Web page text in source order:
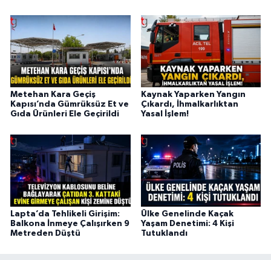
Metehan Kara Geçiş
Kapısı’nda Gümrüksüz Et ve
Gıda Ürünleri Ele Geçirildi
Kaynak Yaparken Yangın
Çıkardı, İhmalkarlıktan
Yasal İşlem!
Lapta’da Tehlikeli Girişim:
Balkona İnmeye Çalışırken 9
Metreden Düştü
Ülke Genelinde Kaçak
Yaşam Denetimi: 4 Kişi
Tutuklandı